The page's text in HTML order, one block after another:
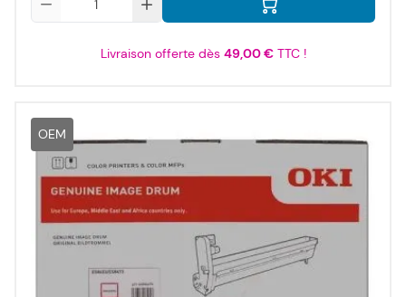
Livraison offerte dès 49,00 €TTC !
OEM